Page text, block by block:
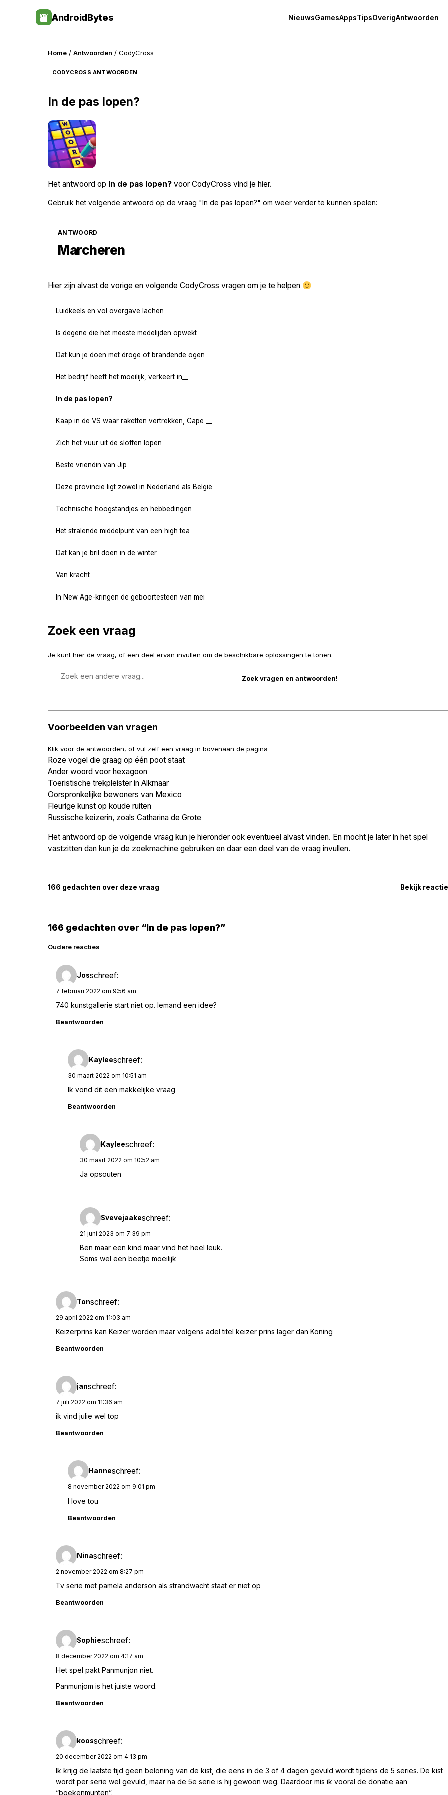
AndroidBytes NieuwsGamesAppsTipsOverigAntwoorden
Home / Antwoorden / CodyCross
CODYCROSS ANTWOORDEN
In de pas lopen?
Het antwoord op In de pas lopen? voor CodyCross vind je hier.
Gebruik het volgende antwoord op de vraag "In de pas lopen?" om weer verder te kunnen spelen:
ANTWOORD
Marcheren
Hier zijn alvast de vorige en volgende CodyCross vragen om je te helpen
Luidkeels en vol overgave lachen
Is degene die het meeste medelijden opwekt
Dat kun je doen met droge of brandende ogen
Het bedrijf heeft het moeilijk, verkeert in__
In de pas lopen?
Kaap in de VS waar raketten vertrekken, Cape __
Zich het vuur uit de sloffen lopen
Beste vriendin van Jip
Deze provincie ligt zowel in Nederland als België
Technische hoogstandjes en hebbedingen
Het stralende middelpunt van een high tea
Dat kan je bril doen in de winter
Van kracht
In New Age-kringen de geboortesteen van mei
Zoek een vraag
Je kunt hier de vraag, of een deel ervan invullen om de beschikbare oplossingen te tonen.
Voorbeelden van vragen
Klik voor de antwoorden, of vul zelf een vraag in bovenaan de pagina
Roze vogel die graag op één poot staat
Ander woord voor hexagoon
Toeristische trekpleister in Alkmaar
Oorspronkelijke bewoners van Mexico
Fleurige kunst op koude ruiten
Russische keizerin, zoals Catharina de Grote
Het antwoord op de volgende vraag kun je hieronder ook eventueel alvast vinden. En mocht je later in het spel
vastzitten dan kun je de zoekmachine gebruiken en daar een deel van de vraag invullen.
166 gedachten over deze vraag Bekijk
166 gedachten over “In de pas lopen?”
Reacties
navigatie
Oudere reacties
Josschreef:
7 februari 2022 om 9:56 am
740 kunstgallerie start niet op. Iemand een idee?
Beantwoorden
Kayleeschreef:
30 maart 2022 om 10:51 am
Ik vond dit een makkelijke vraag
Beantwoorden
Kayleeschreef:
30 maart 2022 om 10:52 am
Ja opsouten
Svevejaakeschreef:
21 juni 2023 om 7:39 pm
Ben maar een kind maar vind het heel leuk.
Soms wel een beetje moeilijk
Tonschreef:
29 april 2022 om 11:03 am
Keizerprins kan Keizer worden maar volgens adel titel keizer prins lager dan Koning
Beantwoorden
janschreef:
7 juli 2022 om 11:36 am
ik vind julie wel top
Beantwoorden
Hanneschreef:
8 november 2022 om 9:01 pm
I love tou
Beantwoorden
Ninaschreef:
2 november 2022 om 8:27 pm
Tv serie met pamela anderson als strandwacht staat er niet op
Beantwoorden
Sophieschreef:
8 december 2022 om 4:17 am
Het spel pakt Panmunjon niet.
Panmunjom is het juiste woord.
Beantwoorden
koosschreef:
20 december 2022 om 4:13 pm
Ik krijg de laatste tijd geen beloning van de kist, die eens in de 3 of 4 dagen gevuld wordt tijdens de 5 series. De kist
wordt per serie wel gevuld, maar na de 5e serie is hij gewoon weg. Daardoor mis ik vooral de donatie aan
“boekenmunten”.